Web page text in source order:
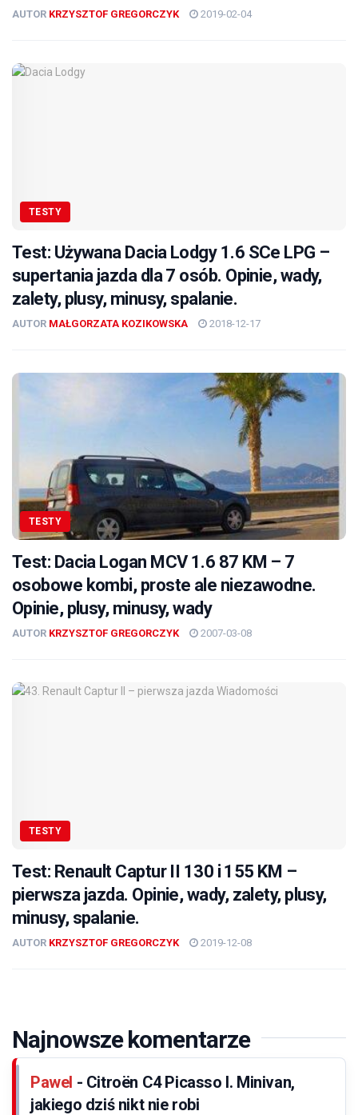
AUTOR KRZYSZTOF GREGORCZYK 2019-02-04
TESTY
Test: Używana Dacia Lodgy 1.6 SCe LPG –
supertania jazda dla 7 osób. Opinie, wady,
zalety, plusy, minusy, spalanie.
AUTOR MAŁGORZATA KOZIKOWSKA 2018-12-17
TESTY
Test: Dacia Logan MCV 1.6 87 KM – 7
osobowe kombi, proste ale niezawodne.
Opinie, plusy, minusy, wady
AUTOR KRZYSZTOF GREGORCZYK 2007-03-08
TESTY
Test: Renault Captur II 130 i 155 KM –
pierwsza jazda. Opinie, wady, zalety, plusy,
minusy, spalanie.
AUTOR KRZYSZTOF GREGORCZYK 2019-12-08
Najnowsze komentarze
Pawel - Citroën C4 Picasso I. Minivan,
jakiego dziś nikt nie robi